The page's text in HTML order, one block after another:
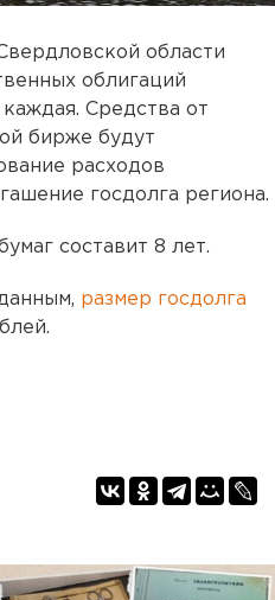
области
облигаций
Средства от
бирже будут
расходов
госдолга региона.
составит 8 лет.
размер госдолга